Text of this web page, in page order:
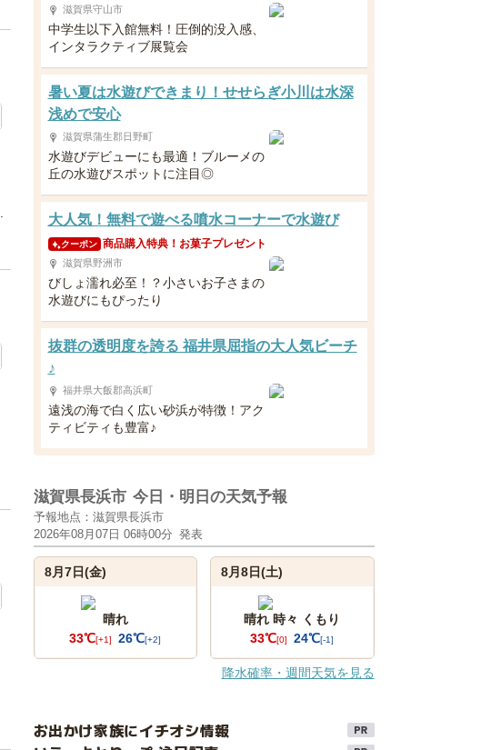
滋賀県守山市
中学生以下入館無料！圧倒的没入感、
インタラクティブ展覧会
暑い夏は水遊びできまり！せせらぎ小川は水深
浅めで安心
滋賀県蒲生郡日野町
水遊びデビューにも最適！ブルーメの
丘の水遊びスポットに注目◎
大人気！無料で遊べる噴水コーナーで水遊び
クーポン 商品購入特典！お菓子プレゼント
滋賀県野洲市
びしょ濡れ必至！？小さいお子さまの
水遊びにもぴったり
抜群の透明度を誇る 福井県屈指の大人気ビーチ
♪
福井県大飯郡高浜町
遠浅の海で白く広い砂浜が特徴！アク
ティビティも豊富♪
滋賀県長浜市 今日・明日の天気予報
予報地点：滋賀県長浜市
2026年08月07日 06時00分 発表
8月7日(金)
晴れ
33℃[+1] 26℃[+2]
8月8日(土)
晴れ 時々 くもり
33℃[0] 24℃[-1]
降水確率・週間天気を見る
お出かけ家族にイチオシ情報